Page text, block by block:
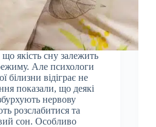
якість сну залежить
Але психологи
білизни відіграє не
показали, що деякі
нервову
розслабитися та
сон. Особливо